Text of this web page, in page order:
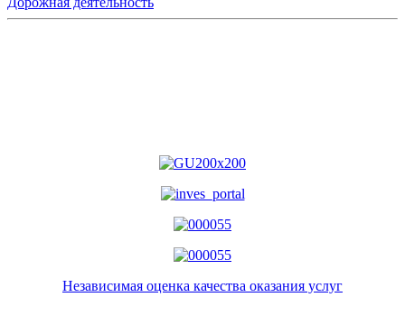
Независимая оценка качества оказания услуг